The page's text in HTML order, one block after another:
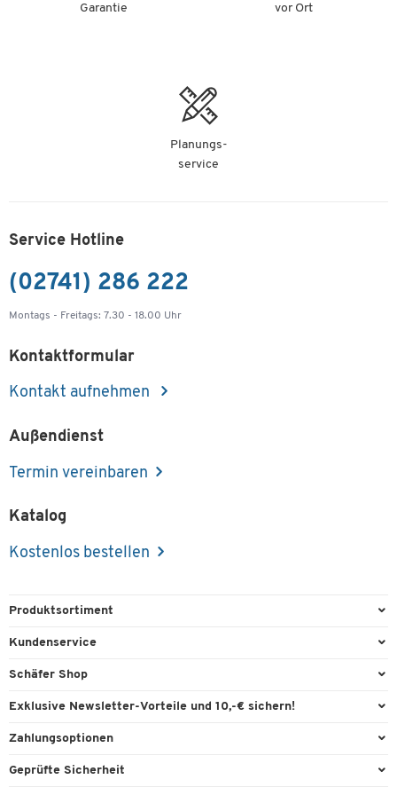
Garantie
vor Ort
Planungs-
service
Service Hotline
(02741) 286 222
Montags - Freitags: 7.30 - 18.00 Uhr
Kontaktformular
Kontakt aufnehmen
Außendienst
Termin vereinbaren
Katalog
Kostenlos bestellen
Produktsortiment
Büroausstattung
Reinigung & Hygiene
Technik
Kundenservice
Direktbestellung
Kontaktformulare
Lieferinformationen
Schäfer Shop
Services & Leistungen
Workplace Solutions
Exklusive Newsletter-Vorteile und 10,-€ sichern!
Willkommensgutschein
Zahlungsoptionen
Paypal
Geprüfte Sicherheit